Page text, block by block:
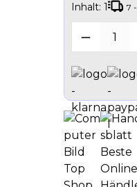
Inhalt: 1 7